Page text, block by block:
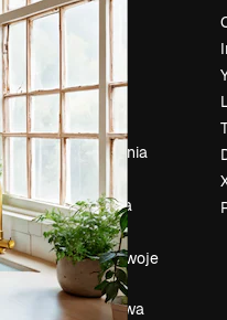
Cennik
Reviews
Kariera
Trendy
wyszukiwania
Blog
Wydarzenia
Slidesgo
Sprzedaj swoje
treści
Sala prasowa